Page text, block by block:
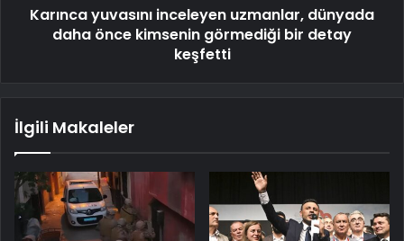
Karınca yuvasını inceleyen uzmanlar, dünyada
daha önce kimsenin görmediği bir detay
keşfetti
İlgili Makaleler